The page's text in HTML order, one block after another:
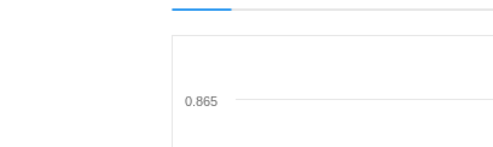
0.865